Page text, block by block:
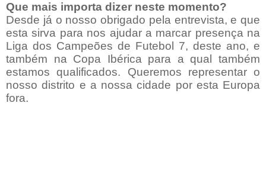
Que mais importa dizer neste momento?
Desde já o nosso obrigado pela entrevista, e que
esta sirva para nos ajudar a marcar presença na
Liga dos Campeões de Futebol 7, deste ano, e
também na Copa Ibérica para a qual também
estamos qualificados. Queremos representar o
nosso distrito e a nossa cidade por esta Europa
fora.